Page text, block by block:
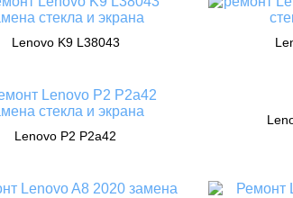
Lenovo K9 L38043
Lenovo P2 P2a42